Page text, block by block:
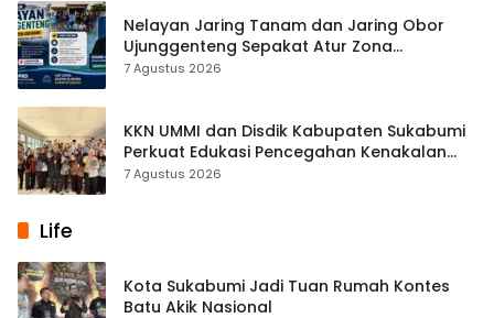
Nelayan Jaring Tanam dan Jaring Obor
Ujunggenteng Sepakat Atur Zona
Penangkapan
7 Agustus 2026
KKN UMMI dan Disdik Kabupaten Sukabumi
Perkuat Edukasi Pencegahan Kenakalan
Remaja di SMPN 2 Tegalbuleud
7 Agustus 2026
Life
Kota Sukabumi Jadi Tuan Rumah Kontes
Batu Akik Nasional